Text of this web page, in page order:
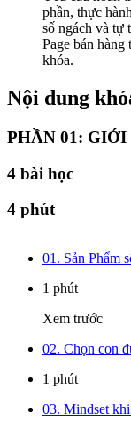
phần, thực
số ngách và tự
Page bán
khóa.
Nội dung
PHẦN 01:
4 bài học
4 phút
01. Sản Phẩm
1 phút
Xem trước
02. Chọn con
1 phút
03. Mindset